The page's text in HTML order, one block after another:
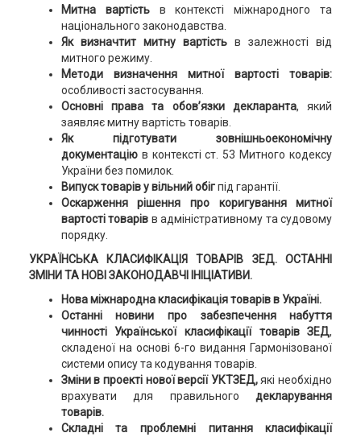
Митна вартість в контексті міжнародного та
національного законодавства.
Як визначтит митну вартістьв залежності від
митного режиму.
Методи визначення митної вартості товарів:
особливості застосування.
Основні права та обов’язки декларанта, який
заявляє митну вартість товарів.
Як підготувати зовнішньоекономічну
документаціюв контексті ст. 53 Митного кодексу
України без помилок.
Випуск товарів у вільний обігпід гарантії.
Оскарження рішення про коригування митної
вартості товарів в адміністративному та судовому
порядку.
УКРАЇНСЬКА КЛАСИФІКАЦІЯ ТОВАРІВ ЗЕД. ОСТАННІ
ЗМІНИ ТА НОВІ ЗАКОНОДАВЧІ ІНІЦІАТИВИ.
Нова міжнародна класифікація товарів в Україні.
Останні новини про забезпечення набуття
чинності Української класифікації товарів ЗЕД,
складеної на основі 6-го видання Гармонізованої
системи опису та кодування товарів.
Зміни в проекті нової версії УКТЗЕД,які необхідно
врахувати для правильногодекларування
товарів.
Складні та проблемні питання класифікації